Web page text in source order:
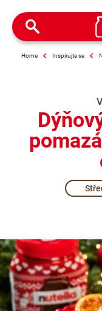
Home Inspirujte se